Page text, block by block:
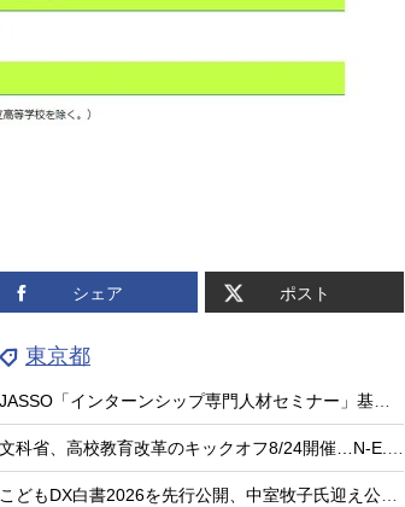
シェア ポスト
東京都
JASSO「インターンシップ専門人材セミナー」基礎編9/15…大学等の先生が対象
文科省、高校教育改革のキックオフ8/24開催…N-E.X.T.始動
こどもDX白書2026を先行公開、中室牧子氏迎え公開イベント9/17